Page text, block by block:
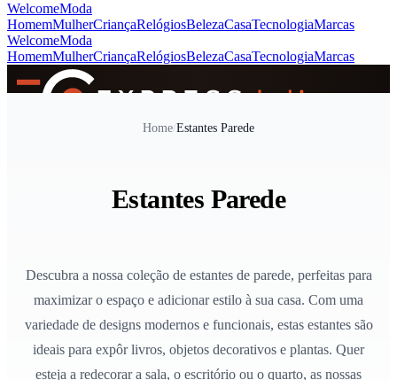
WelcomeModa
HomemMulherCriançaRelógiosBelezaCasaTecnologiaMarcas
WelcomeModa
HomemMulherCriançaRelógiosBelezaCasaTecnologiaMarcas
Home/Estantes Parede
Estantes Parede
Descubra a nossa coleção de estantes de parede, perfeitas para
maximizar o espaço e adicionar estilo à sua casa. Com uma
variedade de designs modernos e funcionais, estas estantes são
ideais para expôr livros, objetos decorativos e plantas. Quer
esteja a redecorar a sala, o escritório ou o quarto, as nossas